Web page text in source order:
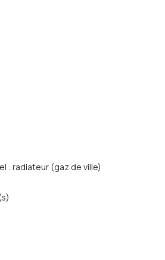
: radiateur (gaz de ville)